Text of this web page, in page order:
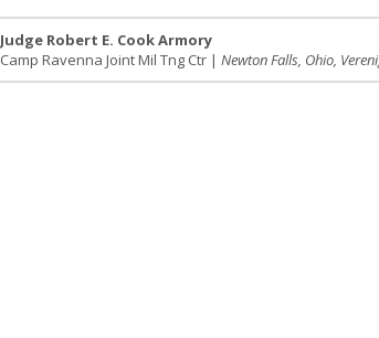
Judge Robert E. Cook Armory
Camp Ravenna Joint Mil Tng Ctr | Newton Falls, Ohio,